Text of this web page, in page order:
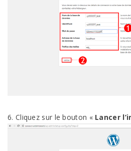
6. Cliquez sur le bouton « Lancer